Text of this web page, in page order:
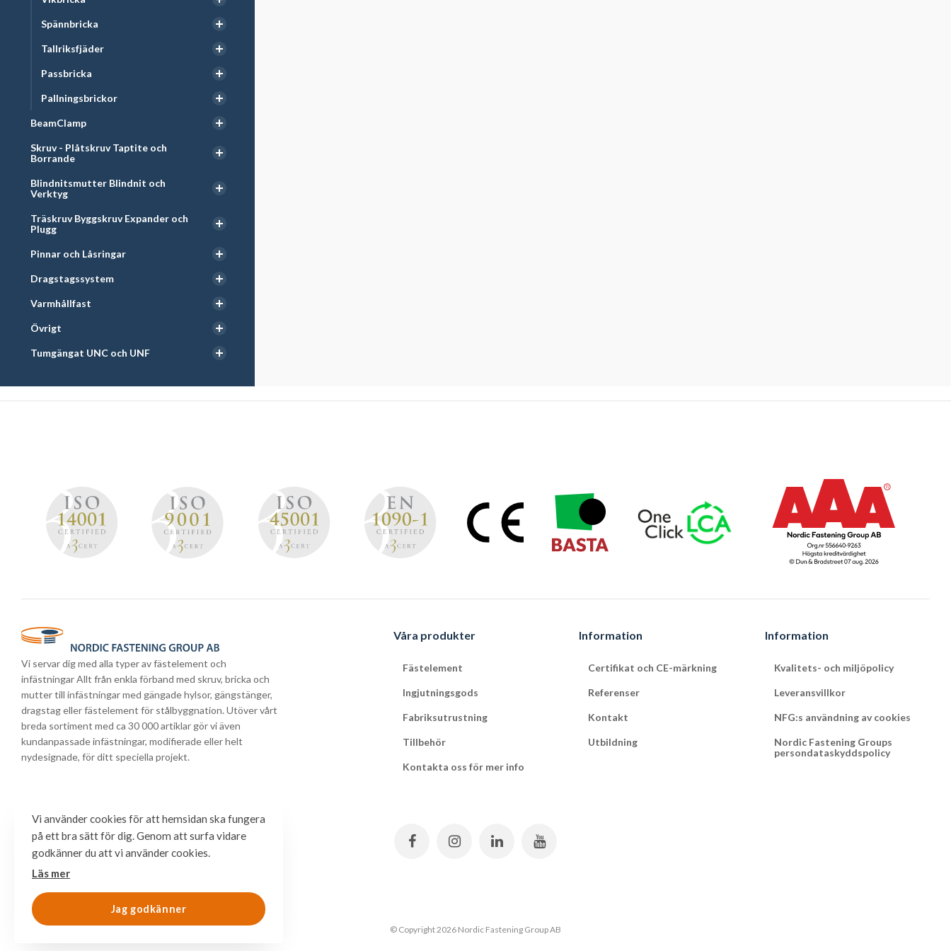
Spännbricka
Tallriksfjäder
Passbricka
Pallningsbrickor
BeamClamp
Skruv - Plåtskruv Taptite och
Borrande
Blindnitsmutter Blindnit och
Verktyg
Träskruv Byggskruv Expander och
Plugg
Pinnar och Låsringar
Dragstagssystem
Varmhållfast
Övrigt
Tumgängat UNC och UNF
Vi servar dig med alla typer av fästelement och
infästningar Allt från enkla förband med skruv, bricka och
mutter till infästningar med gängade hylsor, gängstänger,
dragstag eller fästelement för stålbyggnation. Utöver vårt
breda sortiment med ca 30 000 artiklar gör vi även
kundanpassade infästningar, modifierade eller helt
nydesignade, för ditt speciella projekt.
Våra produkter
Fästelement
Ingjutningsgods
Fabriksutrustning
Tillbehör
Kontakta oss för mer info
Information
Certifikat och CE-märkning
Referenser
Kontakt
Utbildning
Information
Kvalitets- och miljöpolicy
Leveransvillkor
NFG:s användning av cookies
Nordic Fastening Groups
persondataskyddspolicy
© Copyright 2026 Nordic Fastening Group AB
Vi använder cookies för att hemsidan ska fungera
på ett bra sätt för dig. Genom att surfa vidare
godkänner du att vi använder cookies.
Läs mer
Jag godkänner